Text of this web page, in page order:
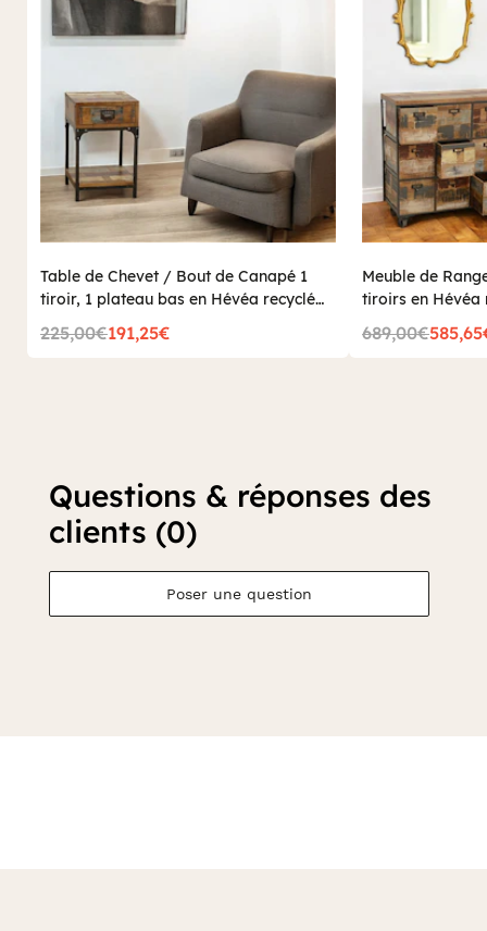
Table de Chevet / Bout de Canapé 1
tiroir, 1 plateau bas en Hévéa recyclé
coloré et métal 35x35x55cm LOFT
COLORS
225,00€191,25€
Meuble de
tiroirs en Hévéa
76x35x83cm
689,00€
Questions & réponses des
clients (0)
Poser une question